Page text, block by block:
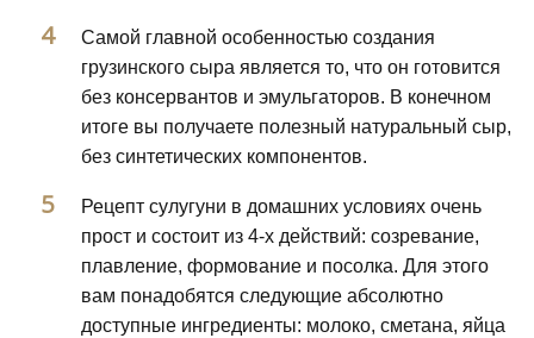
Самой главной особенностью создания
грузинского сыра является то, что он готовится
без консервантов и эмульгаторов. В конечном
итоге вы получаете полезный натуральный сыр,
без синтетических компонентов.
Рецепт сулугуни в домашних условиях очень
прост и состоит из 4-х действий: созревание,
плавление, формование и посолка. Для этого
вам понадобятся следующие абсолютно
доступные ингредиенты: молоко, сметана, яйца